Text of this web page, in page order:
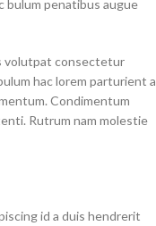
bulum penatibus augue
volutpat consectetur
hac lorem parturient a
Condimentum
Rutrum nam molestie
id a duis hendrerit